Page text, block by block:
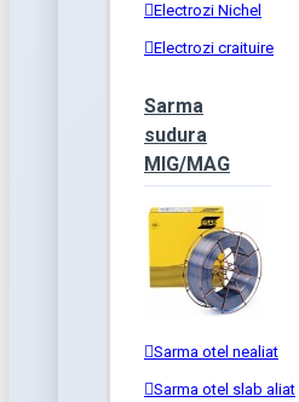
Electrozi Nichel
Electrozi craituire
Sarma
sudura
MIG/MAG
Sarma otel nealiat
Sarma otel slab aliat